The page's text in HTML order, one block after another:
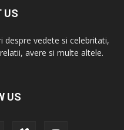
US
despre vedete si celebritati,
avere si multe altele.
US